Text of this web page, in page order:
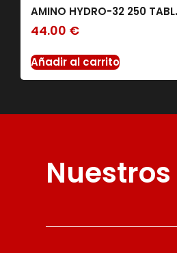
AMINO HYDRO-32 250 TABL.
44.00 €
Añadir al carrito